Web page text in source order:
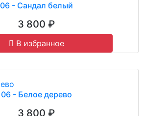
06 - Сандал белый
3 800 ₽
В избранное
06 - Белое дерево
3 800 ₽